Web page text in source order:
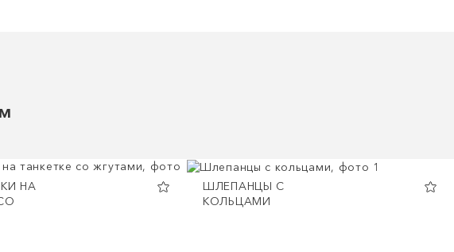
НА
ШЛЕПАНЦЫ С
КОЛЬЦАМИ